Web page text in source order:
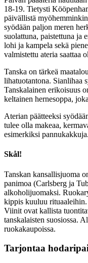
18-19. Tietysti
päivällistä
syödään paljon meren
suolattuna, paistettuna ja
lohi ja kampela sekä
valmistettu ateria saattaa
Tanska on tärkeä
lihatuotantona. Sianlihaa
Tanskalainen erikoisuus
keltainen hernesoppa,
Aterian päätteeksi
tulee olla makeaa,
esimerkiksi pannukakkuja.
Skål!
Tanskan kansallisjuoma
panimoa (Carlsberg ja
alkoholijuomaksi.
kippis kuuluu
Viinit ovat kallista
tanskalaisten suosiossa.
ruokakaupoissa.
Tarjontaa